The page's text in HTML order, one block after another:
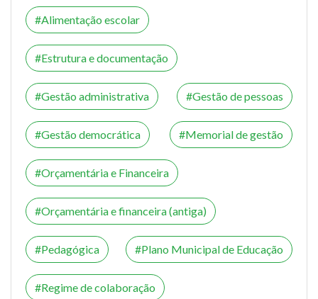
Alimentação escolar
Estrutura e documentação
Gestão administrativa Gestão de pessoas
Gestão democrática Memorial de gestão
Orçamentária e Financeira
Orçamentária e financeira (antiga)
Pedagógica Plano Municipal de Educação
Regime de colaboração